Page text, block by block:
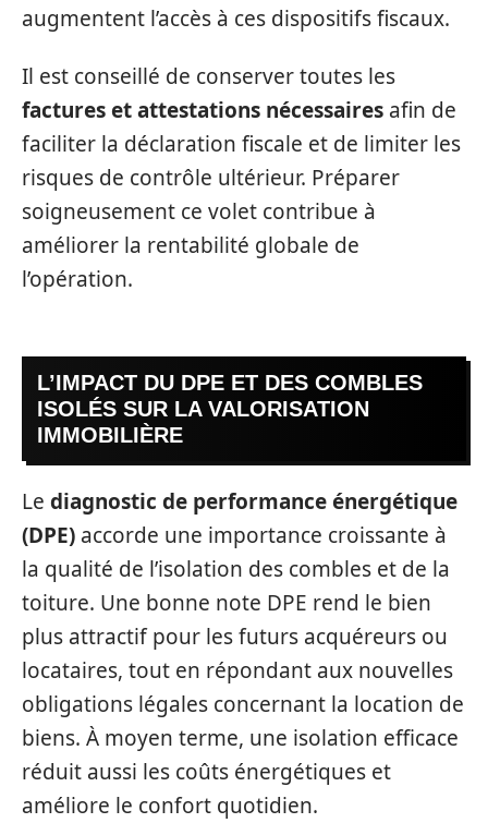
augmentent l’accès à ces dispositifs fiscaux.
Il est conseillé de conserver toutes les
factures et attestations nécessaires afin de
faciliter la déclaration fiscale et de limiter les
risques de contrôle ultérieur. Préparer
soigneusement ce volet contribue à
améliorer la rentabilité globale de
l’opération.
L’IMPACT DU DPE ET DES COMBLES
ISOLÉS SUR LA VALORISATION
IMMOBILIÈRE
Le diagnostic de performance énergétique
(DPE) accorde une importance croissante à
la qualité de l’isolation des combles et de la
toiture. Une bonne note DPE rend le bien
plus attractif pour les futurs acquéreurs ou
locataires, tout en répondant aux nouvelles
obligations légales concernant la location de
biens. À moyen terme, une isolation efficace
réduit aussi les coûts énergétiques et
améliore le confort quotidien.